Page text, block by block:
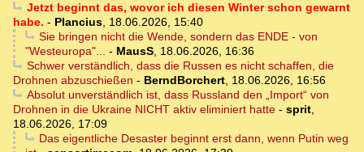
Jetzt beginnt das, wovor ich diesen Winter schon gewarnt
habe. - Plancius, 18.06.2026, 15:40
Sie bringen nicht die Wende, sondern das ENDE - von
"Westeuropa"... - MausS, 18.06.2026, 16:36
Schwer verständlich, dass die Russen es nicht schaffen, die
Drohnen abzuschießen - BerndBorchert, 18.06.2026, 16:56
Absolut unverständlich ist, dass Russland den „Import“ von
Drohnen in die Ukraine NICHT aktiv eliminiert hatte - sprit,
18.06.2026, 17:09
Das eigentliche Desaster beginnt erst dann, wenn Putin weg